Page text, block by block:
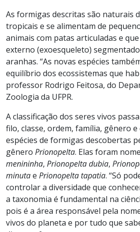
As formigas descritas são naturais
tropicais e se alimentam de
animais com patas articuladas e
externo (exoesqueleto)
aranhas. “As novas espécies
equilíbrio dos ecossistemas que
professor Rodrigo Feitosa, do
Zoologia da UFPR.
A classificação dos seres vivos
filo, classe, ordem, família, gênero e
espécies de formigas descobertas
gênero Prionopelta. Elas foram
menininha, Prionopelta dubia,
minutae Prionopelta tapatia. “Só
controlar a diversidade que
a taxonomia é fundamental na
pois é a área responsável pela
vivos do planeta e por tudo que